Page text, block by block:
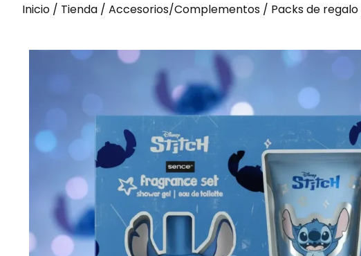
Inicio / Tienda / Accesorios/Complementos / Packs de regalo